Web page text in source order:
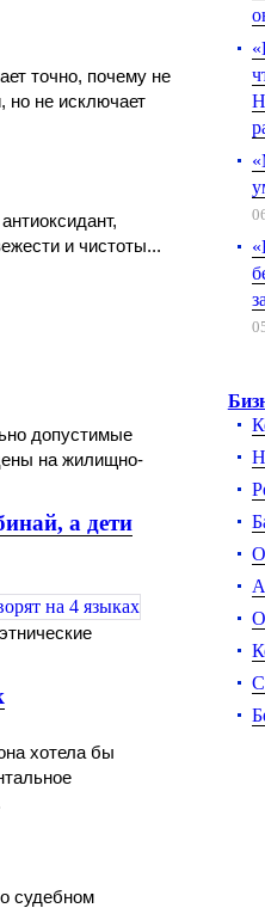
точно, почему не
но не исключает
и чистоты...
допустимые
на жилищно-
а дети
хотела бы
судебном